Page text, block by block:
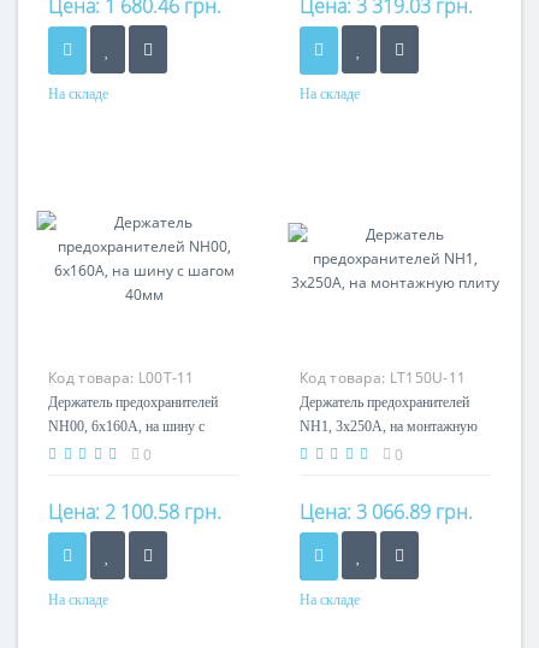
Цена: 1 680.46 грн.
На складе
Цена:3 319.03 грн.
На складе
Код товара: L00T-11
Держатель предохранителей
NH00, 6x160А, на шину с
шагом 40мм
0
Цена: 2 100.58 грн.
На складе
Код товара: LT150U-11
Держатель предохранителей
NH1, 3x250А, на монтажную
плиту
0
Цена:3 066.89 грн.
На складе